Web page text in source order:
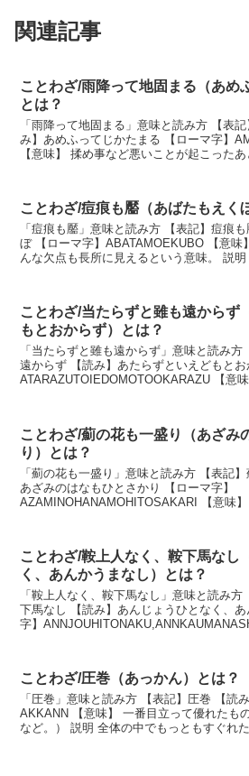
関連記事
ことわざ/雨降って地固まる（あめ
とは？
「雨降って地固まる」意味と読み方 【表記】雨降って地固まる 【読
み】あめふってじかたまる 【ローマ字】
【意味】 揉め事など悪いことが起こった
ことわざ/痘痕も靨（あばたもえく
「痘痕も靨」意味と読み方 【表記】痘痕も靨 【読み】あばたもえく
ぼ 【ローマ字】ABATAMOEKUBO 【意味】 ひいき目で見れば、ど
んな欠点も長所に見えるという意味。 説明 恋する者にとっては、相
ことわざ/当たらずと雖も遠からず
もとおからず）とは？
「当たらずと雖も遠からず」意味と読み方 【表記】当たらずと雖も
遠からず 【読み】あたらずといえどもとお
ATARAZUTOIEDOMOTOOKARAZU 【意味】 的中はしていないが、
ことわざ/薊の花も一盛り（あざみ
り）とは？
「薊の花も一盛り」意味と読み方 【表記】薊の花も一盛り 【読み】
あざみのはなもひとさかり 【ローマ字】
AZAMINOHANAMOHITOSAKARI 【意味】 醜い女性でも、年頃にな
ことわざ/鞍上人なく、鞍下馬なし
く、あんかうまなし）とは？
「鞍上人なく、鞍下馬なし」意味と読み方 【表記】鞍上人なく、鞍
下馬なし 【読み】あんじょうひとなく、
字】ANNJOUHITONAKU,ANNKAUMANASHI 【意味】 騎手が巧
ことわざ/圧巻（あっかん）とは？
「圧巻」意味と読み方 【表記】圧巻 【読み】あっかん 【ローマ字】
AKKANN 【意味】 一番目立って優れたもののこと。（言葉、物、人
など。） 説明 全体の中でもっともすぐれた部分のこと。「巻」は、